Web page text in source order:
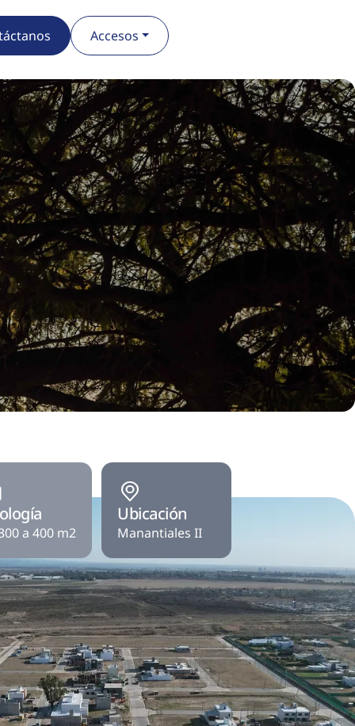
Accesos
a 400 m2
Ubicación
Manantiales II